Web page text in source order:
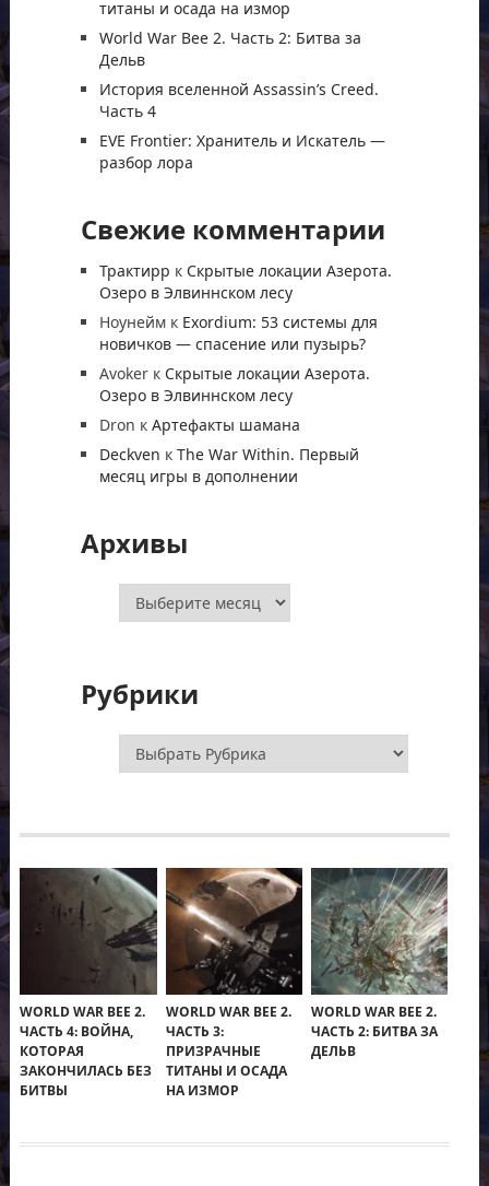
титаны и осада на измор
World War Bee 2. Часть 2: Битва за
Дельв
История вселенной Assassin’s Creed.
Часть 4
EVE Frontier: Хранитель и Искатель —
разбор лора
Свежие комментарии
Трактирр к Скрытые локации Азерота.
Озеро в Элвиннском лесу
Ноунеймк Exordium: 53 системы для
новичков — спасение или пузырь?
Avokerк Скрытые локации Азерота.
Озеро в Элвиннском лесу
Dron к Артефакты шамана
Deckven к The War Within. Первый
месяц игры в дополнении
Архивы
Архивы
Рубрики
Рубрики
WORLD WAR BEE 2.
ЧАСТЬ 4: ВОЙНА,
КОТОРАЯ
ЗАКОНЧИЛАСЬ БЕЗ
БИТВЫ
WORLD WAR BEE 2.
ЧАСТЬ 3:
ПРИЗРАЧНЫЕ
ТИТАНЫ И ОСАДА
НА ИЗМОР
WORLD WAR BEE 2.
ЧАСТЬ 2: БИТВА ЗА
ДЕЛЬВ